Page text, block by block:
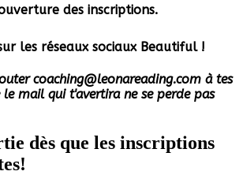
des inscriptions.
les réseaux sociaux Beautiful !
coaching@leonareading.com à tes
mail qui t'avertira ne se perde pas
dès que les inscriptions